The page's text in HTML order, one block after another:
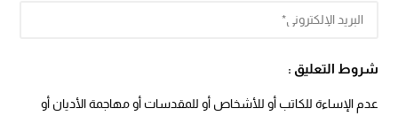
شروط التعليق :
عدم الإساءة للكاتب أو للأشخاص أو للمقدسات أو مهاجمة الأديان أو